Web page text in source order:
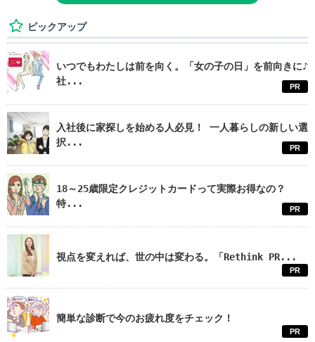
ピックアップ
いつでもわたしは前を向く。「女の子の日」を前向きに♪
社...
PR
入社後に家探しを始める人必見！ 一人暮らしの新しい選
択...
PR
18～25歳限定クレジットカードって実際お得なの？
特...
PR
視点を変えれば、世の中は変わる。「Rethink PR...
PR
簡単な診断で今のお疲れ度をチェック！
PR